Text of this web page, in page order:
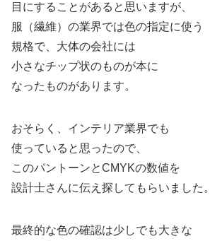
目にすることがあると思いますが、
服（繊維）の業界では色の指定に使う
規格で、大体の会社には
小さなチップ状のものが本に
なったものがあります。
おそらく、インテリア業界でも
使っていると思ったので、
このパントーンとCMYKの数値を
設計士さんに伝え探してもらいました。
最終的な色の確認は少しでも大きな